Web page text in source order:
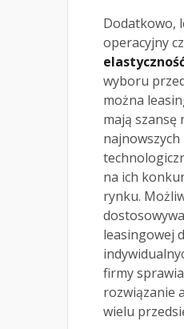
Dodatkowo,
operacyjny
wyboru
można
mają szansę
na ich
rynku.
leasingowej
firmy
rozwiązanie
wielu